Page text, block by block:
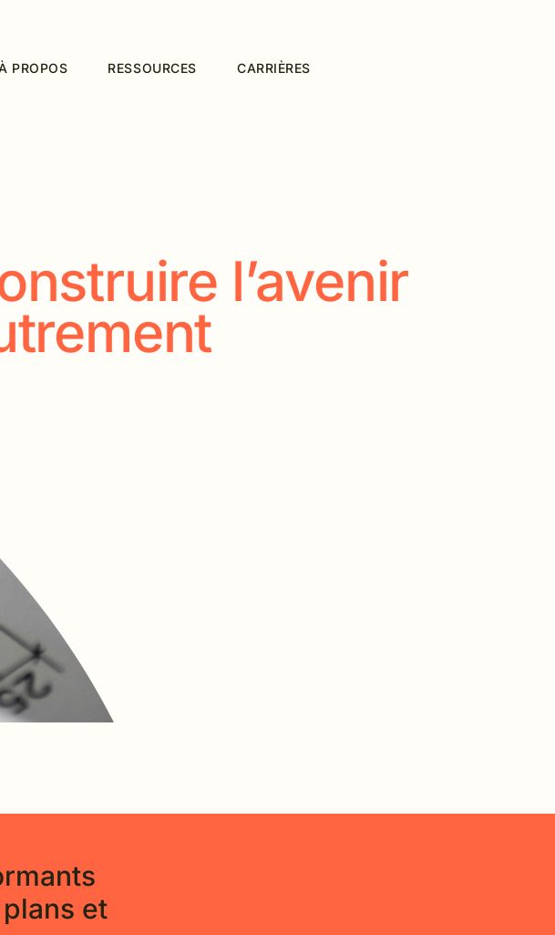
PROPOS RESSOURCES CARRIÈRES
l’avenir
et